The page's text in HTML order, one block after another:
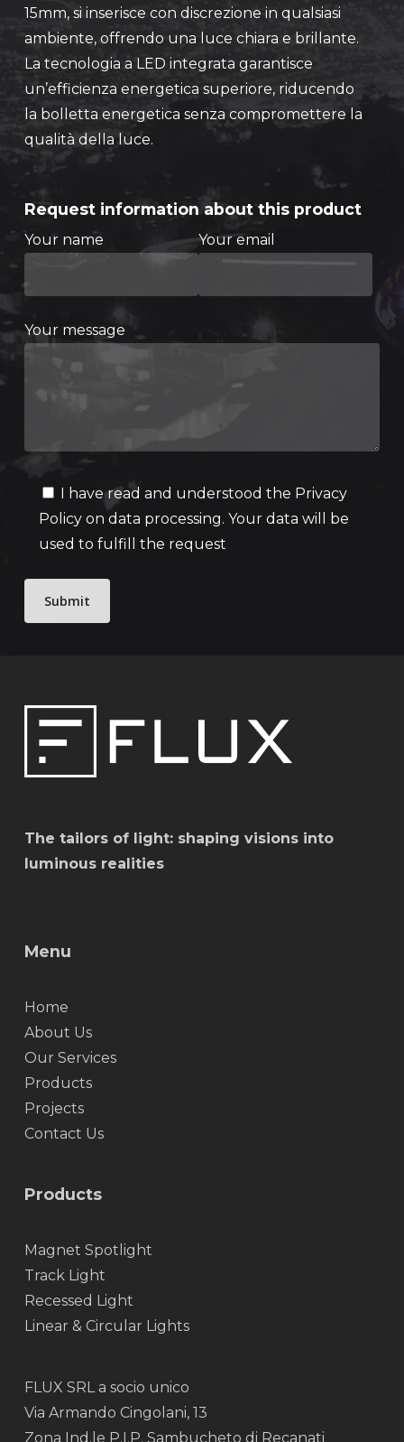
15mm, si inserisce con discrezione in qualsiasi
ambiente, offrendo una luce chiara e brillante.
La tecnologia a LED integrata garantisce
un’efficienza energetica superiore, riducendo
la bolletta energetica senza compromettere la
qualità della luce.
Request information about this product
Your name Your email
Your message
I have read and understood the Privacy
Policy on data processing. Your data will be
used to fulfill the request
The tailors of light: shaping visions into
luminous realities
Menu
Home
About Us
Our Services
Products
Projects
Contact Us
Products
Magnet Spotlight
Track Light
Recessed Light
Linear & Circular Lights
FLUX SRL a socio unico
Via Armando Cingolani, 13
Zona Ind.le P.I.P. Sambucheto di Recanati